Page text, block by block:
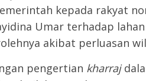
kepada rakyat
Umar terhadap
akibat perluasan
pengertian kharraj